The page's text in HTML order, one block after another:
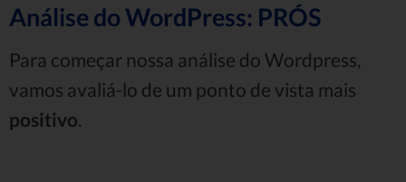
Análise do WordPress: PRÓS
Para começar nossa análise do Wordpress,
vamos avaliá-lo de um ponto de vista mais
positivo